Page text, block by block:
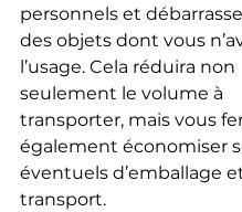
personnels et
des objets dont vous
l’usage. Cela réduira non
seulement le volume à
transporter, mais vous
également économiser
éventuels d’emballage
transport.